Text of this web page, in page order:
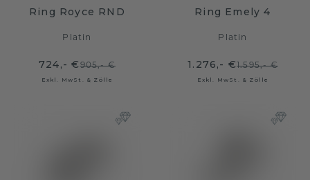
Ring Royce RND
Platin
724,- €905,- €
Exkl. MwSt. & Zölle
Ring Emely 4
Platin
1.276,- €1.595,- €
Exkl. MwSt. & Zölle